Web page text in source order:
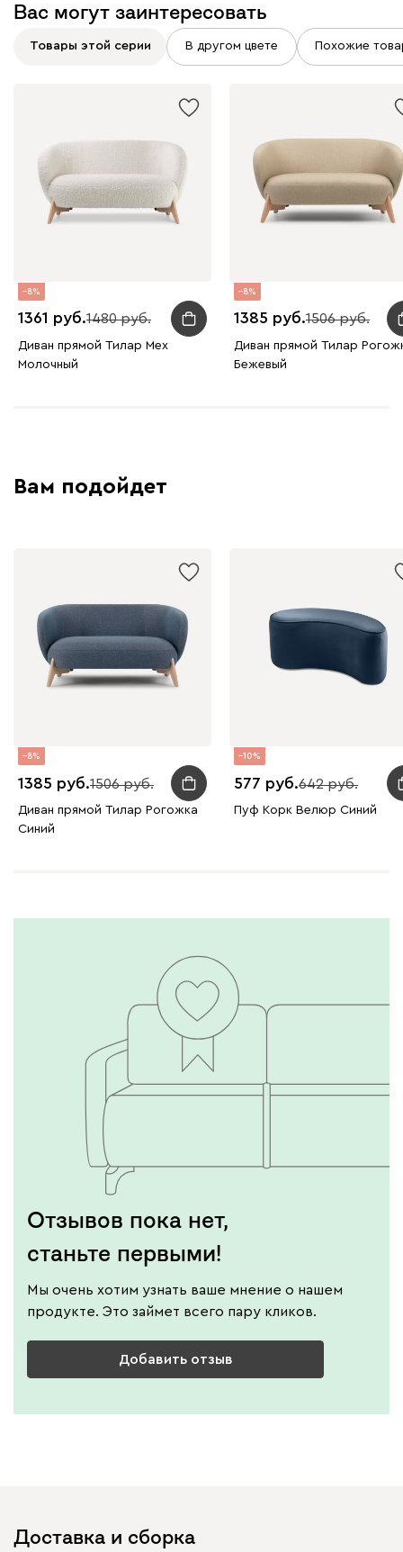
Вас могут заинтересовать
Товары этой серии В другом цвете Похожие
8
1361 1480
Диван прямой Тилар Мех
Молочный
8
1385 1506
Диван прямой Тилар
Бежевый
Вам подойдет
8
1385 1506
Диван прямой Тилар Рогожка
Синий
10
577 642
Пуф Корк Велюр Синий
Отзывов пока нет,
станьте первыми!
Мы очень хотим узнать ваше мнение о нашем
продукте. Это займет всего пару кликов.
Добавить отзыв
Доставка и сборка